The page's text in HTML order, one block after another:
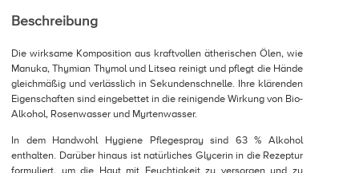
Beschreibung
Die wirksame Komposition aus kraftvollen ätherischen Ölen, wie
Manuka, Thymian Thymol und Litsea reinigt und pflegt die Hände
gleichmäßig und verlässlich in Sekundenschnelle. Ihre klärenden
Eigenschaften sind eingebettet in die reinigende Wirkung von Bio-
Alkohol, Rosenwasser und Myrtenwasser.
In dem Handwohl Hygiene Pflegespray sind 63 % Alkohol
enthalten. Darüber hinaus ist natürliches Glycerin in die Rezeptur
formuliert, um die Haut mit Feuchtigkeit zu versorgen und zu